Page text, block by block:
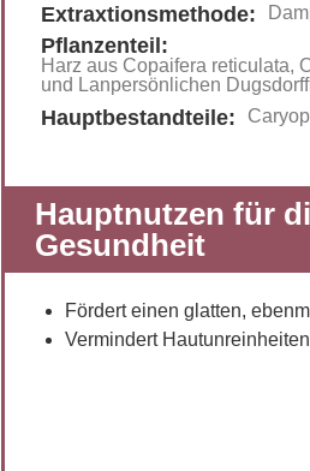
Extraxtionsmethode:
Pflanzenteil:
Harz aus Copaifera reticulata,
und Lanpersönlichen
Hauptbestandteile:
Hauptnutzen für
Gesundheit
Fördert einen glatten,
Vermindert